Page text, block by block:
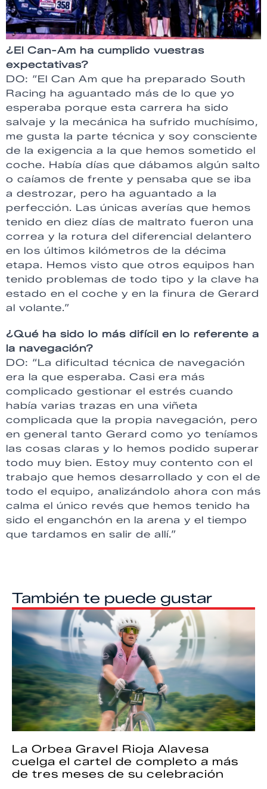
¿El Can-Am ha cumplido vuestras
expectativas?
DO: “El Can Am que ha preparado South
Racing ha aguantado más de lo que yo
esperaba porque esta carrera ha sido
salvaje y la mecánica ha sufrido muchísimo,
me gusta la parte técnica y soy consciente
de la exigencia a la que hemos sometido el
coche. Había días que dábamos algún salto
o caíamos de frente y pensaba que se iba
a destrozar, pero ha aguantado a la
perfección. Las únicas averías que hemos
tenido en diez días de maltrato fueron una
correa y la rotura del diferencial delantero
en los últimos kilómetros de la décima
etapa. Hemos visto que otros equipos han
tenido problemas de todo tipo y la clave ha
estado en el coche y en la finura de Gerard
al volante.”
¿Qué ha sido lo más difícil en lo referente a
la navegación?
DO: “La dificultad técnica de navegación
era la que esperaba. Casi era más
complicado gestionar el estrés cuando
había varias trazas en una viñeta
complicada que la propia navegación, pero
en general tanto Gerard como yo teníamos
las cosas claras y lo hemos podido superar
todo muy bien. Estoy muy contento con el
trabajo que hemos desarrollado y con el de
todo el equipo, analizándolo ahora con más
calma el único revés que hemos tenido ha
sido el enganchón en la arena y el tiempo
que tardamos en salir de allí.”
También te puede gustar
La Orbea Gravel Rioja Alavesa
cuelga el cartel de completo a más
de tres meses de su celebración